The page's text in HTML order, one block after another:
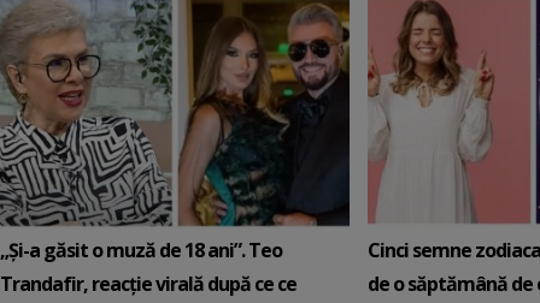
„Și-a găsit o muză de 18 ani”. Teo
Trandafir, reacție virală după ce ce
Cinci semne
de o săptămână de